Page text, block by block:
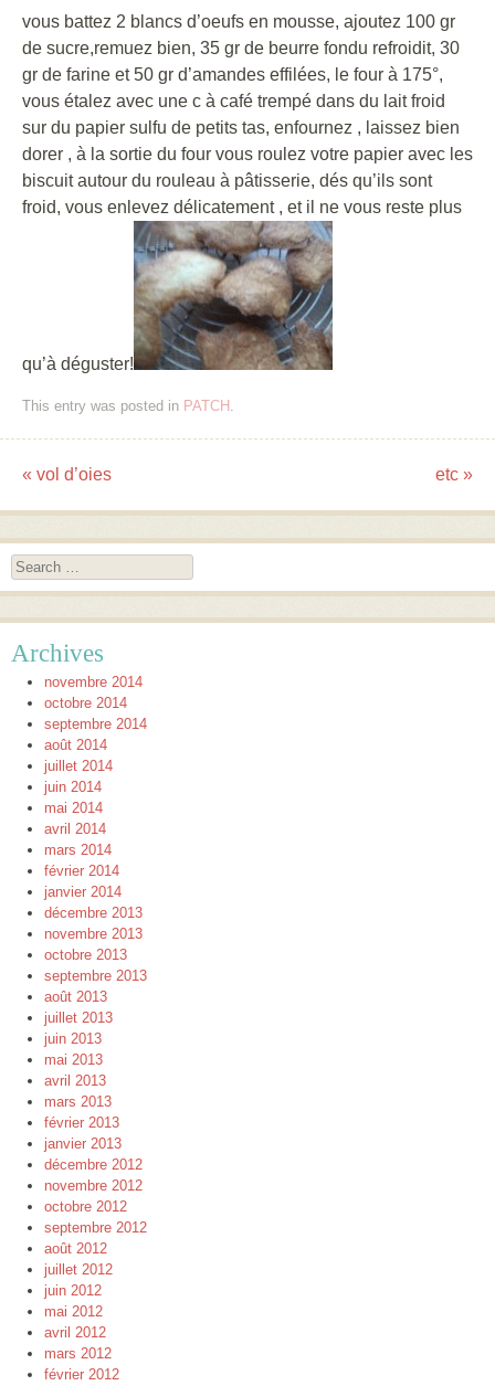
vous battez 2 blancs d’oeufs en mousse, ajoutez 100 gr
de sucre,remuez bien, 35 gr de beurre fondu refroidit, 30
gr de farine et 50 gr d’amandes effilées, le four à 175°,
vous étalez avec une c à café trempé dans du lait froid
sur du papier sulfu de petits tas, enfournez , laissez bien
dorer , à la sortie du four vous roulez votre papier avec les
biscuit autour du rouleau à pâtisserie, dés qu’ils sont
froid, vous enlevez délicatement , et il ne vous reste plus
qu’à déguster!
This entry was posted in PATCH .
Post navigation
« vol d’oies etc »
Search
Archives
novembre 2014
octobre 2014
septembre 2014
août 2014
juillet 2014
juin 2014
mai 2014
avril 2014
mars 2014
février 2014
janvier 2014
décembre 2013
novembre 2013
octobre 2013
septembre 2013
août 2013
juillet 2013
juin 2013
mai 2013
avril 2013
mars 2013
février 2013
janvier 2013
décembre 2012
novembre 2012
octobre 2012
septembre 2012
août 2012
juillet 2012
juin 2012
mai 2012
avril 2012
mars 2012
février 2012